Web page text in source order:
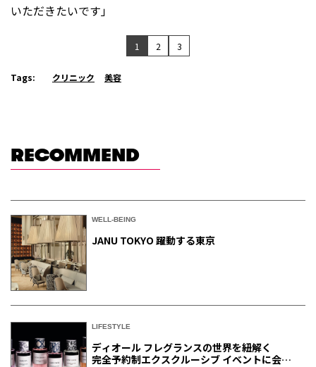
いただきたいです」
1 2 3
Tags: クリニック 美容
RECOMMEND
WELL-BEING
JANU TOKYO 躍動する東京
LIFESTYLE
ディオール フレグランスの世界を紐解く
完全予約制エクスクルーシブ イベントに会員